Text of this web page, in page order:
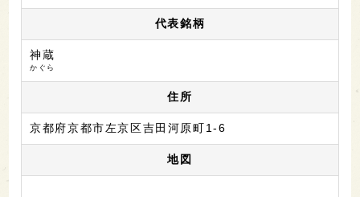
代表銘柄
神蔵
かぐら
住所
京都府京都市左京区吉田河原町1-6
地図